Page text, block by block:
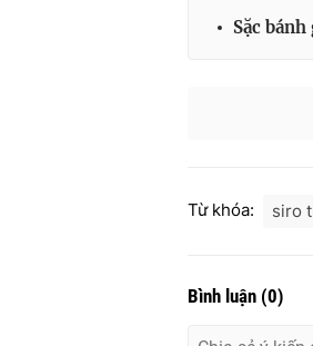
Sặc
Từ khóa: siro
Bình luận (0)